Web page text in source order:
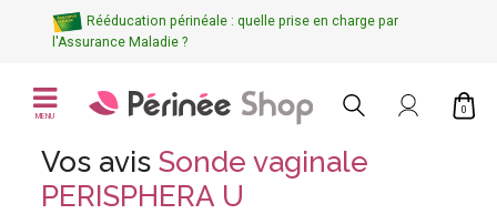
Rééducation périnéale : quelle prise en charge par
l'Assurance Maladie ?
MENU
0
Vos avisSonde vaginale
PERISPHERA U